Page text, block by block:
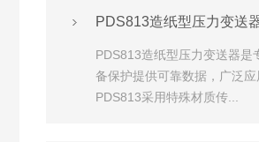
PDS813造纸型压力变送
PDS813造纸型压力变送器
备保护提供可靠数据，广泛
PDS813采用特殊材质传...